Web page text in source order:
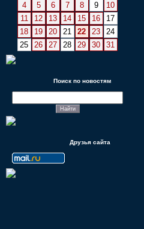
4
5 6 7 8 9
10
11
12 13 14 15 16
17
18
19 20 21 22 23
24
25
26 27 28 29 30 31
Поиск по новостям
Друзья сайта